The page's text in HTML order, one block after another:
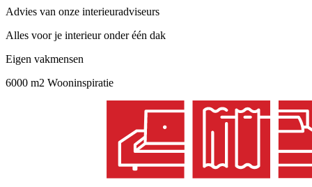
Advies van onze interieuradviseurs
Alles voor je interieur onder één dak
Eigen vakmensen
6000 m2 Wooninspiratie